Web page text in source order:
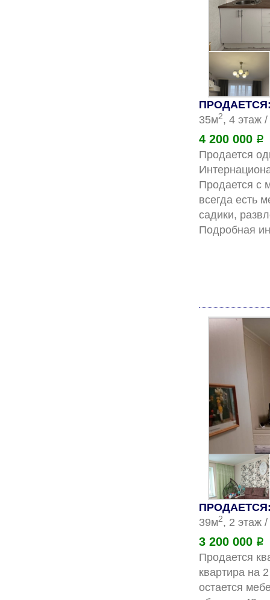
ПРОДАЕТСЯ:
35м2, 4 этаж
4 200 000 Р
Продается
Продается с
всегда есть
садики,
ПРОДАЕТСЯ:
39м2, 2 этаж
3 200 000 Р
Продается
квартира на
остается